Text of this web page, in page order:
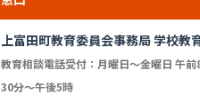
上富田町教育委員会事務局 学校教
教育相談電話受付：月曜日～金曜日 午前
30分～午後5時